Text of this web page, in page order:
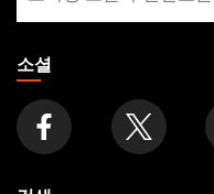
찾
기
소셜